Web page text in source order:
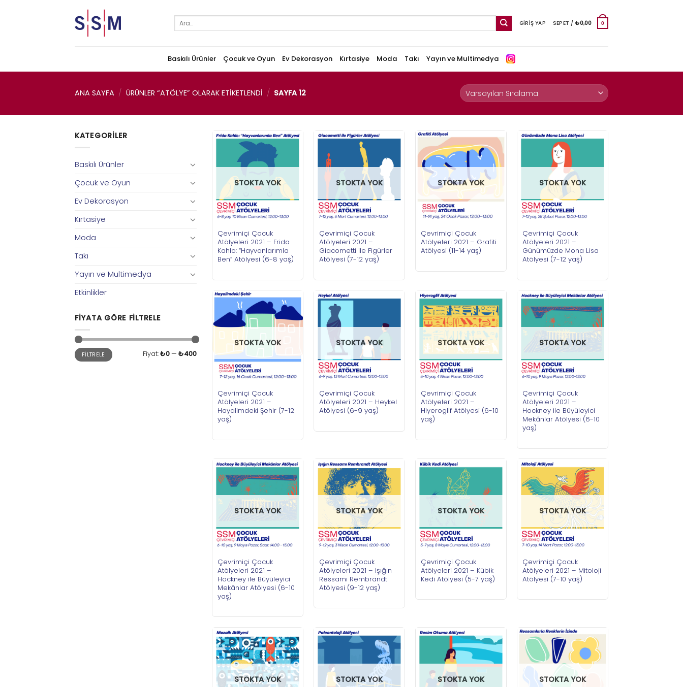
Ara:
GIRIŞ YAP SEPET / ₺0,00 0
Baskılı Ürünler Çocuk ve Oyun Ev Dekorasyon Kırtasiye Moda Takı Yayın ve Multimedya
ANA SAYFA / ÜRÜNLER “ATÖLYE” OLARAK ETIKETLENDI / SAYFA 12
KATEGORILER
Baskılı Ürünler
Çocuk ve Oyun
Ev Dekorasyon
Kırtasiye
Moda
Takı
Yayın ve Multimedya
Etkinlikler
FIYATA GÖRE FILTRELE
En
düşük
fiyat
En
yüksek
fiyat
FILTRELE Fiyat:₺0— ₺400
STOKTA YOK
Çevrimiçi Çocuk
Atölyeleri 2021 – Frida
Kahlo: “Hayvanlarımla
Ben” Atölyesi (6-8 yaş)
STOKTA YOK
Çevrimiçi Çocuk
Atölyeleri 2021 –
Giacometti ile Figürler
Atölyesi (7-12 yaş)
STOKTA YOK
Çevrimiçi Çocuk
Atölyeleri 2021 – Grafiti
Atölyesi (11-14 yaş)
STOKTA YOK
Çevrimiçi Çocuk
Atölyeleri 2021 –
Günümüzde Mona Lisa
Atölyesi (7-12 yaş)
STOKTA YOK
Çevrimiçi Çocuk
Atölyeleri 2021 –
Hayalimdeki Şehir (7-12
yaş)
STOKTA YOK
Çevrimiçi Çocuk
Atölyeleri 2021 – Heykel
Atölyesi (6-9 yaş)
STOKTA YOK
Çevrimiçi Çocuk
Atölyeleri 2021 –
Hiyeroglif Atölyesi (6-10
yaş)
STOKTA YOK
Çevrimiçi Çocuk
Atölyeleri 2021 –
Hockney ile Büyüleyici
Mekânlar Atölyesi (6-10
yaş)
STOKTA YOK
Çevrimiçi Çocuk
Atölyeleri 2021 –
Hockney ile Büyüleyici
Mekânlar Atölyesi (6-10
yaş)
STOKTA YOK
Çevrimiçi Çocuk
Atölyeleri 2021 – Işığın
Ressamı Rembrandt
Atölyesi (9-12 yaş)
STOKTA YOK
Çevrimiçi Çocuk
Atölyeleri 2021 – Kübik
Kedi Atölyesi (5-7 yaş)
STOKTA YOK
Çevrimiçi Çocuk
Atölyeleri 2021 – Mitoloji
Atölyesi (7-10 yaş)
STOKTA YOK STOKTA YOK STOKTA YOK STOKTA YOK